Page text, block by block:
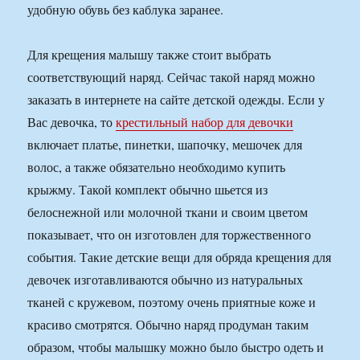
удобную обувь без каблука заранее.
Для крещения малышу также стоит выбрать
соответствующий наряд. Сейчас такой наряд можно
заказать в интернете на сайте детской одежды. Если у
Вас девочка, токрестильный набор для девочки
включает платье, пинетки, шапочку, мешочек для
волос, а также обязательно необходимо купить
крыжму. Такой комплект обычно шьется из
белоснежной или молочной ткани и своим цветом
показывает, что он изготовлен для торжественного
события. Такие детские вещи для обряда крещения для
девочек изготавливаются обычно из натуральных
тканей с кружевом, поэтому очень приятные коже и
красиво смотрятся. Обычно наряд продуман таким
образом, чтобы малышку можно было быстро одеть и